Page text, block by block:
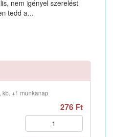
nem igényel szerelést
tedd a...
kb. +1 munkanap
276 Ft